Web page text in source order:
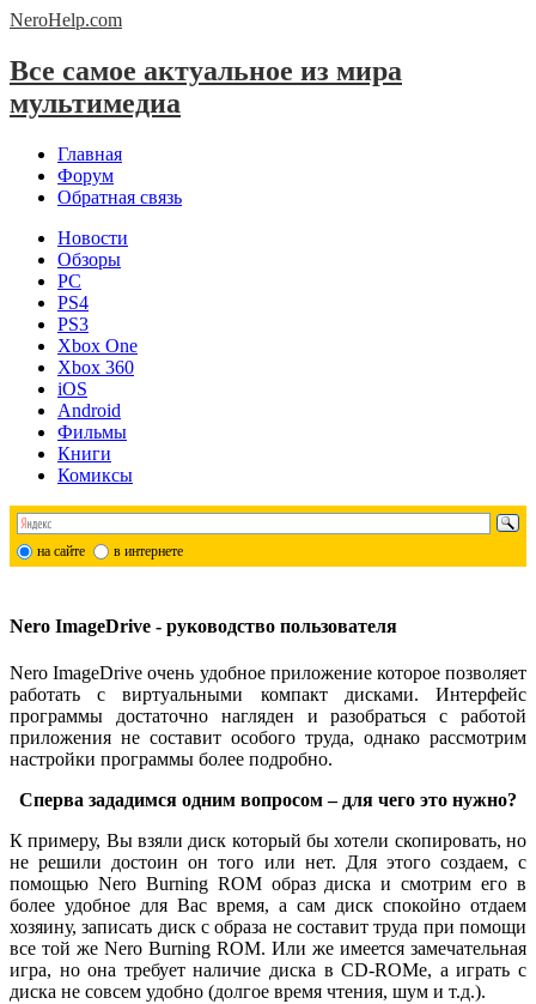
NeroHelp.com
Все самое актуальное из мира
мультимедиа
Главная
Форум
Обратная связь
Новости
Обзоры
PC
PS4
PS3
Xbox One
Xbox 360
iOS
Android
Фильмы
Книги
Комиксы
на сайте в интернете
Nero ImageDrive - руководство пользователя
Nero ImageDrive очень удобное приложение которое позволяет
работать с виртуальными компакт дисками. Интерфейс
программы достаточно нагляден и разобраться с работой
приложения не составит особого труда, однако рассмотрим
настройки программы более подробно.
Сперва зададимся одним вопросом – для чего это нужно?
К примеру, Вы взяли диск который бы хотели скопировать, но
не решили достоин он того или нет. Для этого создаем, с
помощью Nero Burning ROM образ диска и смотрим его в
более удобное для Вас время, а сам диск спокойно отдаем
хозяину, записать диск с образа не составит труда при помощи
все той же Nero Burning ROM. Или же имеется замечательная
игра, но она требует наличие диска в CD-ROMе, а играть с
диска не совсем удобно (долгое время чтения, шум и т.д.).